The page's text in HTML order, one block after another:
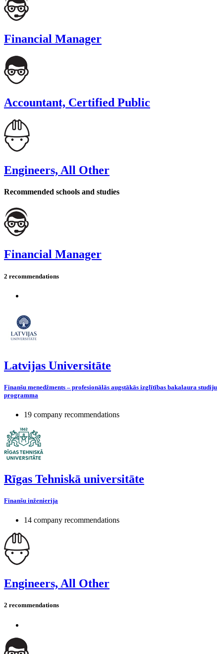
Financial Manager
Accountant, Certified Public
Engineers, All Other
Recommended schools and studies
Financial Manager
2 recommendations
Latvijas Universitāte
Finanšu menedžments – profesionālās augstākās izglītības bakalaura studiju
programma
19 company recommendations
Rīgas Tehniskā universitāte
Finanšu inženierija
14 company recommendations
Engineers, All Other
2 recommendations